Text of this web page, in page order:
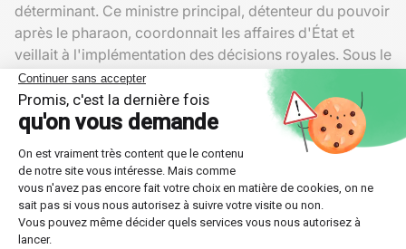
déterminant. Ce ministre principal, détenteur du pouvoir
après le pharaon, coordonnait les affaires d'État et
veillait à l'implémentation des décisions royales. Sous le
règne de Djoser, par exemple, l'ingéniosité de son vizir
Imhotep fut largement reconnue dans la construction de
la célèbre pyramide à degrés et dans les réformes
Utilisation des mariages politiques
Pour consolider leur règne, les pharaons contractaient
des alliances matrimoniales stratégiques. Se marier
avec des princesses étrangères ou organiser des